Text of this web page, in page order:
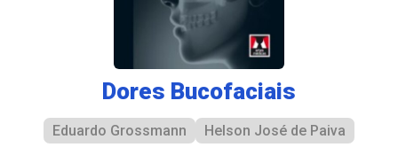
Dores Bucofaciais
Eduardo Grossmann Helson José de Paiva